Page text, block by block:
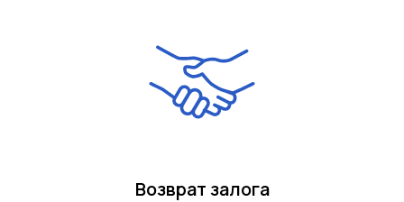
Возврат залога